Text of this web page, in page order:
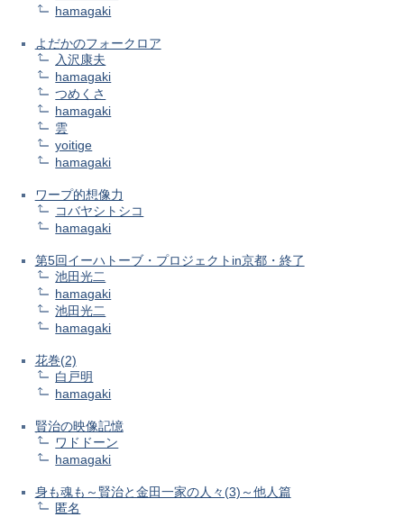
hamagaki
よだかのフォークロア
入沢康夫
hamagaki
つめくさ
hamagaki
雲
yoitige
hamagaki
ワープ的想像力
コバヤシトシコ
hamagaki
第5回イーハトーブ・プロジェクトin京都・終了
池田光二
hamagaki
池田光二
hamagaki
花巻(2)
白戸明
hamagaki
賢治の映像記憶
ワドドーン
hamagaki
身も魂も～賢治と金田一家の人々(3)～他人篇
匿名